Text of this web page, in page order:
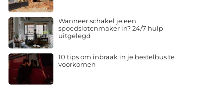
Wanneer schakel je een
spoedslotenmaker in? 24/7 hulp
uitgelegd
10 tips om inbraak in je bestelbus te
voorkomen